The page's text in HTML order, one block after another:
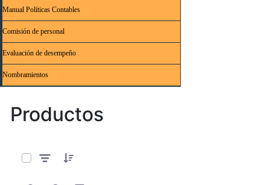
Manual Políticas Contables
Comisión de personal
Evaluación de desempeño
Nombramientos
Productos